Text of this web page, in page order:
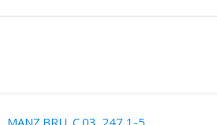
MANZ.BRU. C.03. 247 1-5